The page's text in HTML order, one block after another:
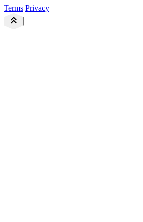
Terms Privacy
keyboard_double_arrow_up